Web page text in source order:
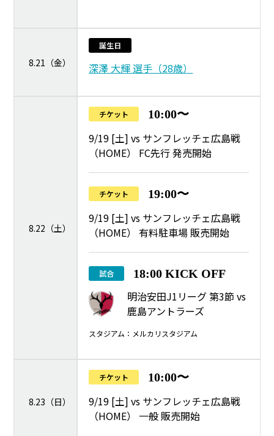
8.21（金）
誕生日
深澤 大輝 選手（28歳）
8.22（土）
チケット 10:00〜
9/19 [土] vs サンフレッチェ広島戦
（HOME） FC先行 発売開始
チケット 19:00〜
9/19 [土] vs サンフレッチェ広島戦
（HOME） 有料駐車場 販売開始
試合 18:00 KICK OFF
明治安田J1リーグ 第3節 vs
鹿島アントラーズ
スタジアム：メルカリスタジアム
8.23（日）
チケット 10:00〜
9/19 [土] vs サンフレッチェ広島戦
（HOME） 一般 販売開始